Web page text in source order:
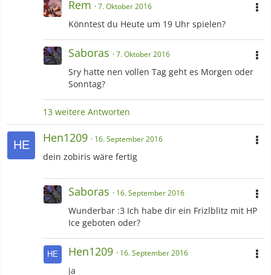
Rem 7. Oktober 2016
Könntest du Heute um 19 Uhr spielen?
Saboras 7. Oktober 2016
Sry hatte nen vollen Tag geht es Morgen oder
Sonntag?
13 weitere Antworten
Hen1209 16. September 2016
dein zobiris wäre fertig
Saboras 16. September 2016
Wunderbar :3 Ich habe dir ein Frizlblitz mit HP
Ice geboten oder?
Hen1209 16. September 2016
ja